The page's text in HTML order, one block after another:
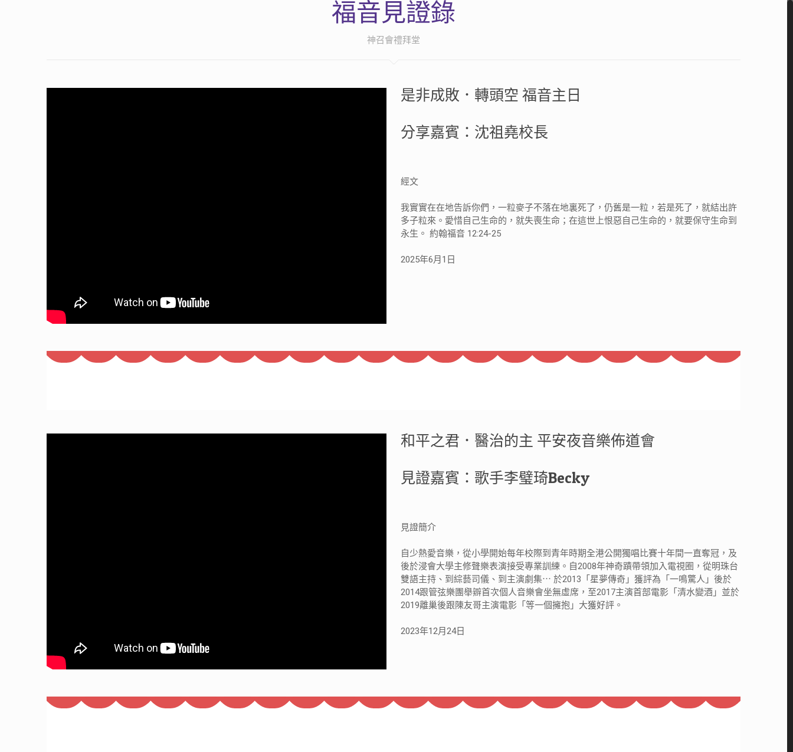
福音見證錄
神召會禮拜堂
是非成敗．轉頭空 福音主日
分享嘉賓：沈祖堯校長
經文
我實實在在地告訴你們，一粒麥子不落在地裏死了，仍舊是一粒，若是死了，就結出許
多子粒來。愛惜自己生命的，就失喪生命；在這世上恨惡自己生命的，就要保守生命到
永生。 約翰福音 12:24-25
2025年6月1日
和平之君．醫治的主 平安夜音樂佈道會
見證嘉賓：歌手李璧琦Becky
見證簡介
自少熱愛音樂，從小學開始每年校際到青年時期全港公開獨唱比賽十年間一直奪冠，及
後於浸會大學主修聲樂表演接受專業訓練。自2008年神奇蹟帶領加入電視圈，從明珠台
雙語主持、到綜藝司儀、到主演劇集⋯ 於2013「星夢傳奇」獲評為「一鳴驚人」後於
2014跟管弦樂團舉辧首次個人音樂會坐無虛席，至2017主演首部電影「清水變酒」並於
2019離巢後跟陳友哥主演電影「等一個擁抱」大獲好評。
2023年12月24日